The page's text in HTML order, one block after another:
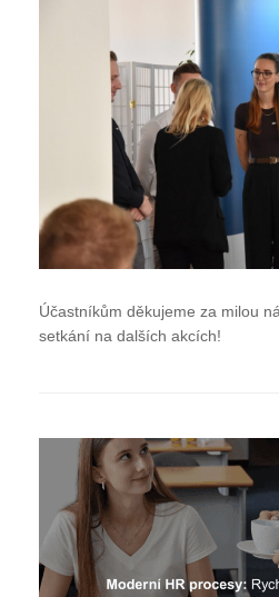
Účastníkům děkujeme za milou
setkání na dalších akcích!